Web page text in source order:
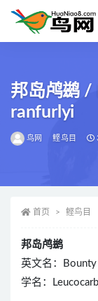
邦岛鸬鹚 /
ranfurlyi
鸟网 鲣鸟目
首页 鲣鸟目
邦岛鸬鹚
英文名：Bounty
学名：